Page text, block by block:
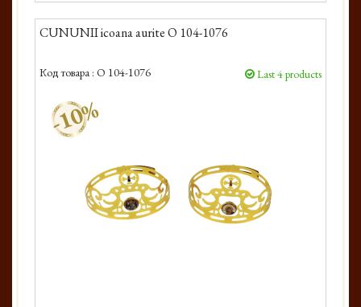
CUNUNII icoana aurite O 104-1076
Код товара : O 104-1076 Last 4 products
-10%